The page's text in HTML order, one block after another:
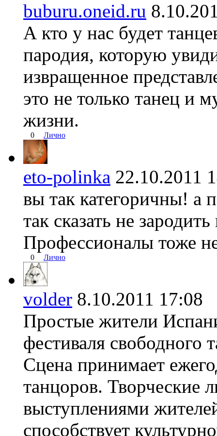
buburu.oneid.ru
А кто у нас будет
пародия, которую
извращенное
это не только танец и
жизни.
0 Лично
eto-polinka
вы так категоричны! а
так сказать не
Профессионалы тоже
0 Лично
volder 8.10.2011
Простые жители
фестиваля свободного
Сцена принимает
танцоров. Творческие
выступлениями
способствует